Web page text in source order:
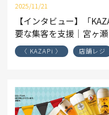
2025/11/21
【インタビュー】「
要な集客を支援｜宮ヶ
〈 KAZAPi 〉 店舗レジ